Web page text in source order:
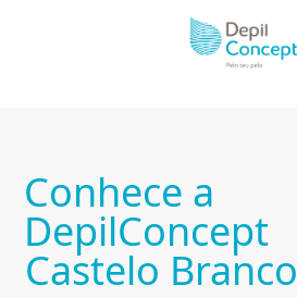
Conhece a
DepilConcept
C
Castelo Branco